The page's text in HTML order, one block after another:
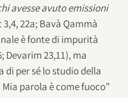
avesse avuto emissioni
22a; Bavà Qammà
è fonte di impurità
Devarim 23,11), ma
di per sé lo studio della
parola è come fuoco”